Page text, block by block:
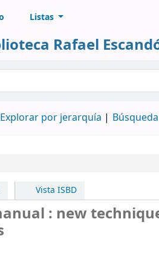
Listas
Rafael
Explorar por jerarquía
Vista ISBD
: new